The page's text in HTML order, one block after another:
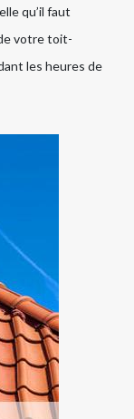
qu’il faut
votre toit-
les heures de